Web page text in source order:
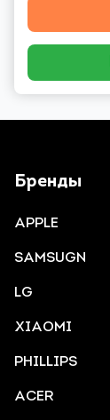
Бренды
APPLE
SAMSUGN
LG
XIAOMI
PHILLIPS
ACER